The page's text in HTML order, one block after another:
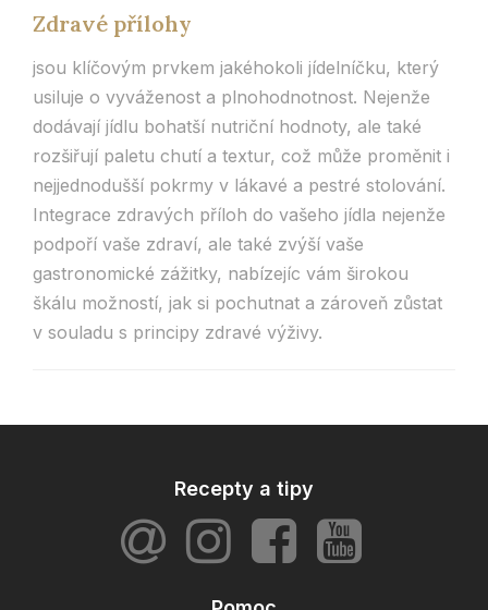
Zdravé přílohy
jsou klíčovým prvkem jakéhokoli jídelníčku, který
usiluje o vyváženost a plnohodnotnost. Nejenže
dodávají jídlu bohatší nutriční hodnoty, ale také
rozšiřují paletu chutí a textur, což může proměnit i
nejjednodušší pokrmy v lákavé a pestré stolování.
Integrace zdravých příloh do vašeho jídla nejenže
podpoří vaše zdraví, ale také zvýší vaše
gastronomické zážitky, nabízejíc vám širokou
škálu možností, jak si pochutnat a zároveň zůstat
v souladu s principy zdravé výživy.
Recepty a tipy